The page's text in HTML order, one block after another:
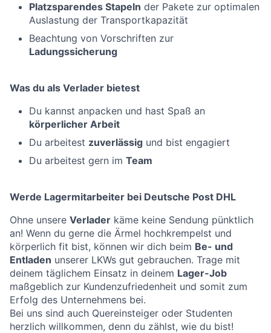
Platzsparendes Stapeln der Pakete zur optimalen
Auslastung der Transportkapazität
Beachtung von Vorschriften zur
Ladungssicherung
Was du als Verlader bietest
Du kannst anpacken und hast Spaß an
körperlicher Arbeit
Du arbeitest zuverlässig und bist engagiert
Du arbeitest gern im Team
Werde Lagermitarbeiter bei Deutsche Post DHL
Ohne unsere Verlader käme keine Sendung pünktlich
an! Wenn du gerne die Ärmel hochkrempelst und
körperlich fit bist, können wir dich beim Be- und
Entladen unserer LKWs gut gebrauchen. Trage mit
deinem täglichem Einsatz in deinem Lager-Job
maßgeblich zur Kundenzufriedenheit und somit zum
Erfolg des Unternehmens bei.
Bei uns sind auch Quereinsteiger oder Studenten
herzlich willkommen, denn du zählst, wie du bist!